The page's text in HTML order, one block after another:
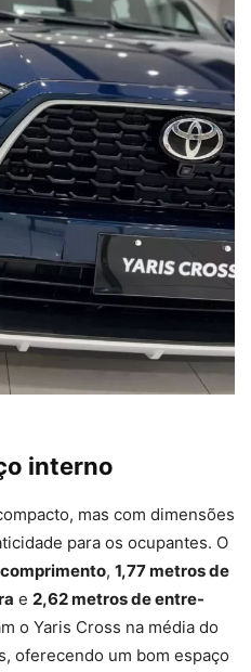
interno
mas com dimensões
para os ocupantes. O
, 1,77 metros de
e 2,62 metros de entre-
o Yaris Cross na média do
oferecendo um bom espaço